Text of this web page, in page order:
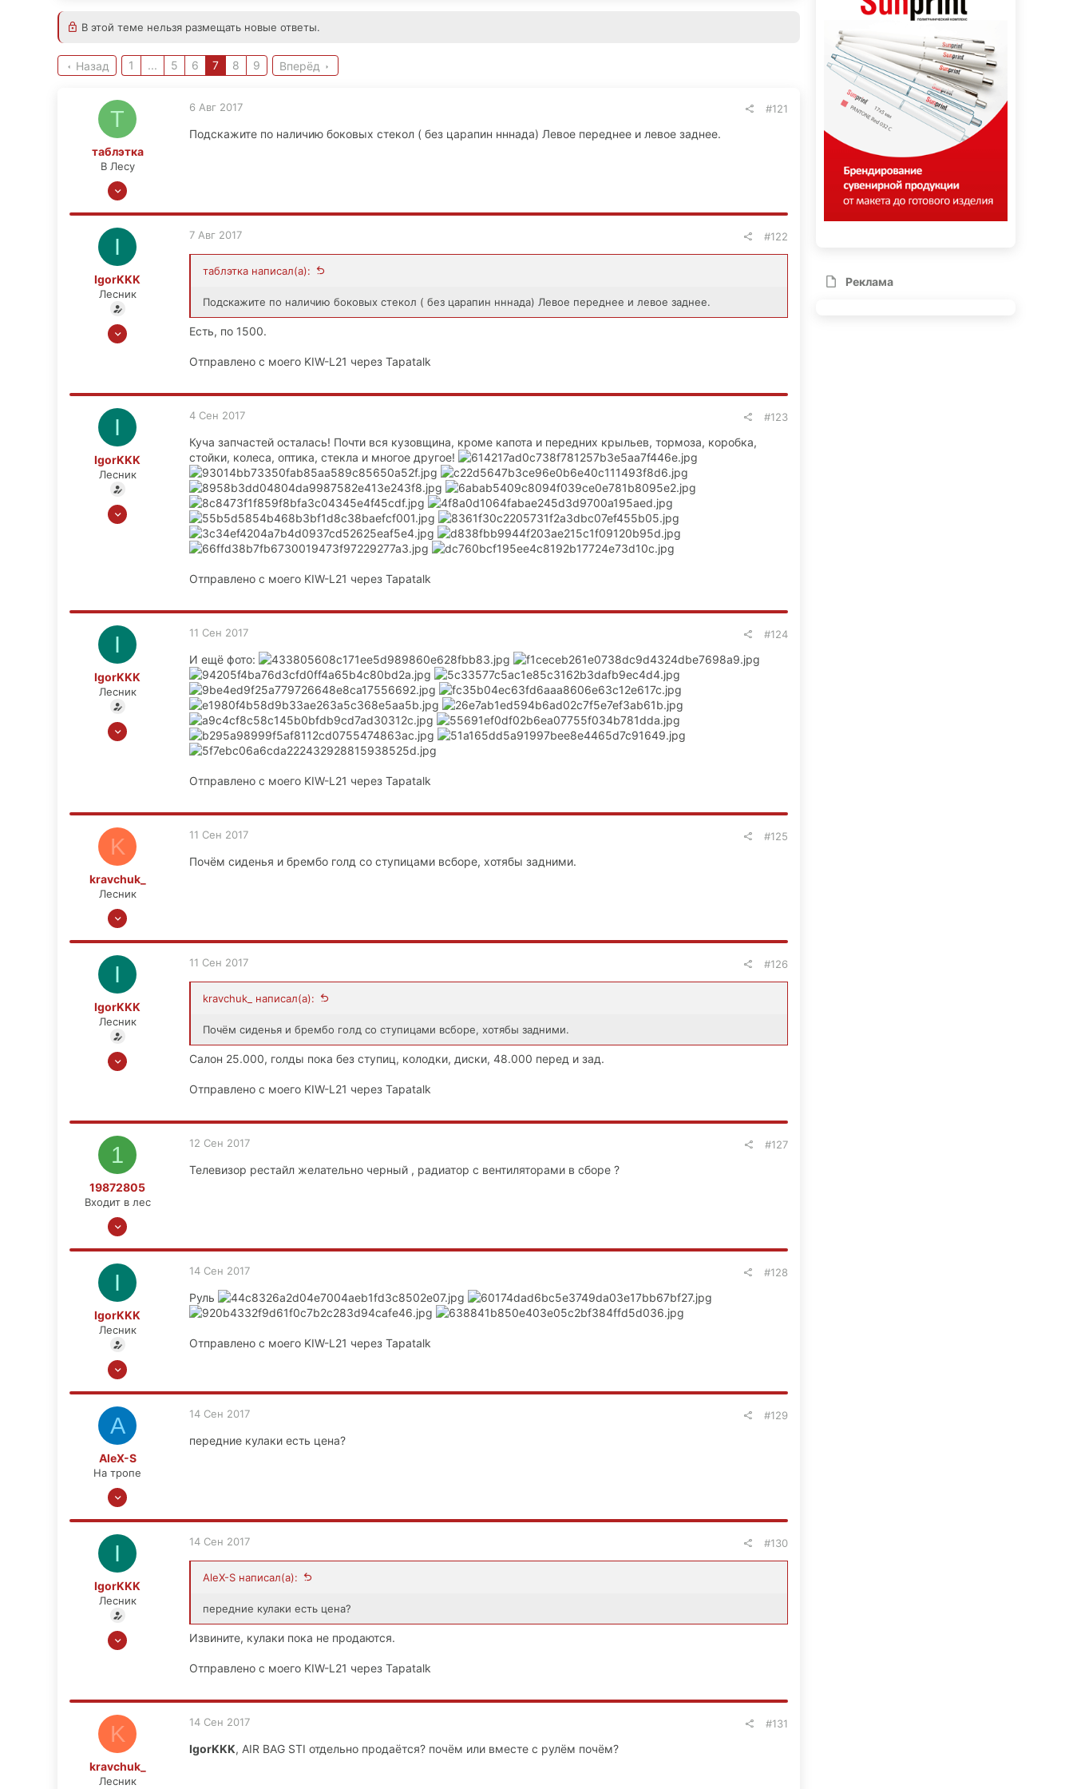
В этой теме нельзя размещать новые ответы.
Назад 1 ... 5 6 7 8 9 Вперёд
Т
таблэтка
В Лесу
25 Окт 2015
Москва
6 Авг 2017 #121
Подскажите по наличию боковых стекол ( без царапин нннада) Левое переднее и левое заднее.
I
IgorKKK
Лесник
27 Окт 2015
7 Авг 2017 #122
таблэтка написал(а):
Подскажите по наличию боковых стекол ( без царапин нннада) Левое переднее и левое заднее.
Есть, по 1500.
Отправлено с моего KIW-L21 через Tapatalk
I
IgorKKK
Лесник
27 Окт 2015
4 Сен 2017 #123
Куча запчастей осталась! Почти вся кузовщина, кроме капота и передних крыльев, тормоза, коробка,
стойки, колеса, оптика, стекла и многое другое!
Отправлено с моего KIW-L21 через Tapatalk
I
IgorKKK
Лесник
27 Окт 2015
11 Сен 2017 #124
И ещё фото:
Отправлено с моего KIW-L21 через Tapatalk
K
kravchuk_
Лесник
14 Сен 2015
Кашира
11 Сен 2017 #125
Почём сиденья и брембо голд со ступицами всборе, хотябы задними.
I
IgorKKK
Лесник
27 Окт 2015
11 Сен 2017 #126
kravchuk_ написал(а):
Почём сиденья и брембо голд со ступицами всборе, хотябы задними.
Салон 25.000, голды пока без ступиц, колодки, диски, 48.000 перед и зад.
Отправлено с моего KIW-L21 через Tapatalk
1
19872805
Входит в лес
20 Окт 2013
12 Сен 2017 #127
Телевизор рестайл желательно черный , радиатор с вентиляторами в сборе ?
I
IgorKKK
Лесник
27 Окт 2015
14 Сен 2017 #128
Руль
Отправлено с моего KIW-L21 через Tapatalk
A
AleX-S
На тропе
20 Июл 2012
Воронеж
14 Сен 2017 #129
передние кулаки есть цена?
I
IgorKKK
Лесник
27 Окт 2015
14 Сен 2017 #130
AleX-S написал(а):
передние кулаки есть цена?
Извините, кулаки пока не продаются.
Отправлено с моего KIW-L21 через Tapatalk
K
kravchuk_
Лесник
14 Сен 2017 #131
IgorKKK, AIR BAG STI отдельно продаётся? почём или вместе с рулём почём?
Реклама